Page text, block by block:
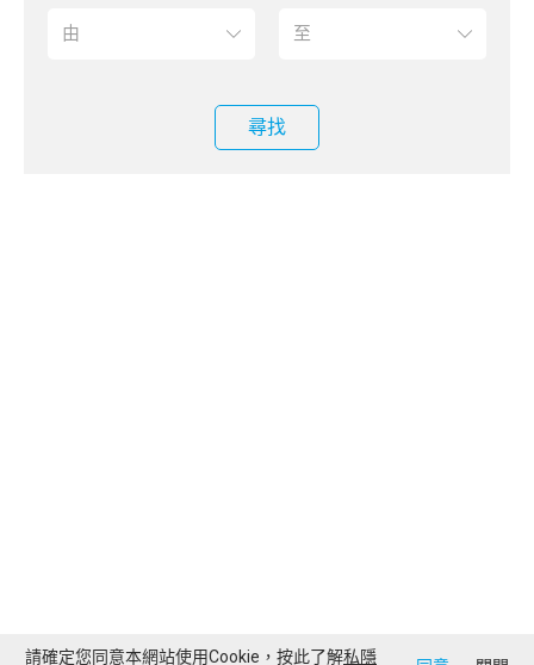
尋找
請確定您同意本網站使用Cookie，按此了解私隱